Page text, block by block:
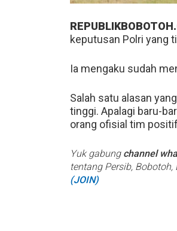
keputusan Polri yang
Ia mengaku sudah
Salah satu alasan
tinggi. Apalagi baru-
orang ofisial tim
Yuk gabung channel
tentang Persib,
(JOIN)